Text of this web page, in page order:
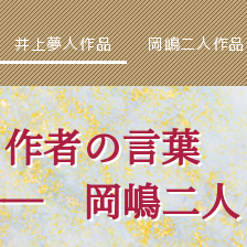
井上夢人作品 岡嶋二人作品
者の言葉
二人